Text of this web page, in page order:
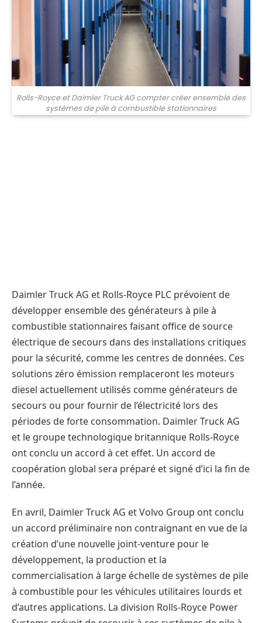
Rolls-Royce et Daimler Truck AG compter créer ensemble des
systèmes de pile à combustible stationnaires
Daimler Truck AG et Rolls-Royce PLC prévoient de
développer ensemble des générateurs à pile à
combustible stationnaires faisant office de source
électrique de secours dans des installations critiques
pour la sécurité, comme les centres de données. Ces
solutions zéro émission remplaceront les moteurs
diesel actuellement utilisés comme générateurs de
secours ou pour fournir de l’électricité lors des
périodes de forte consommation. Daimler Truck AG
et le groupe technologique britannique Rolls-Royce
ont conclu un accord à cet effet. Un accord de
coopération global sera préparé et signé d’ici la fin de
l’année.
En avril, Daimler Truck AG et Volvo Group ont conclu
un accord préliminaire non contraignant en vue de la
création d’une nouvelle joint-venture pour le
développement, la production et la
commercialisation à large échelle de systèmes de pile
à combustible pour les véhicules utilitaires lourds et
d’autres applications. La division Rolls-Royce Power